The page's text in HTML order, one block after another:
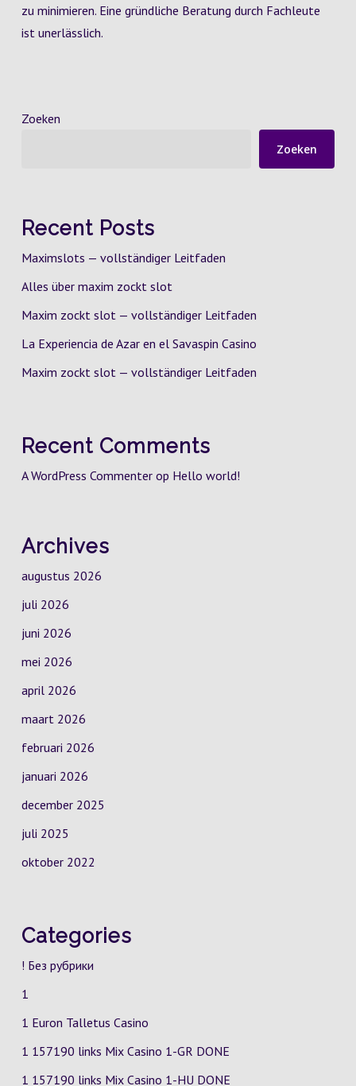
zu minimieren. Eine gründliche Beratung durch Fachleute
ist unerlässlich.
Zoeken
Zoeken
Recent Posts
Maximslots — vollständiger Leitfaden
Alles über maxim zockt slot
Maxim zockt slot — vollständiger Leitfaden
La Experiencia de Azar en el Savaspin Casino
Maxim zockt slot — vollständiger Leitfaden
Recent Comments
A WordPress Commenterop Hello world!
Archives
augustus 2026
juli 2026
juni 2026
mei 2026
april 2026
maart 2026
februari 2026
januari 2026
december 2025
juli 2025
oktober 2022
Categories
! Без рубрики
1
1 Euron Talletus Casino
1 157190 links Mix Casino 1-GR DONE
1 157190 links Mix Casino 1-HU DONE